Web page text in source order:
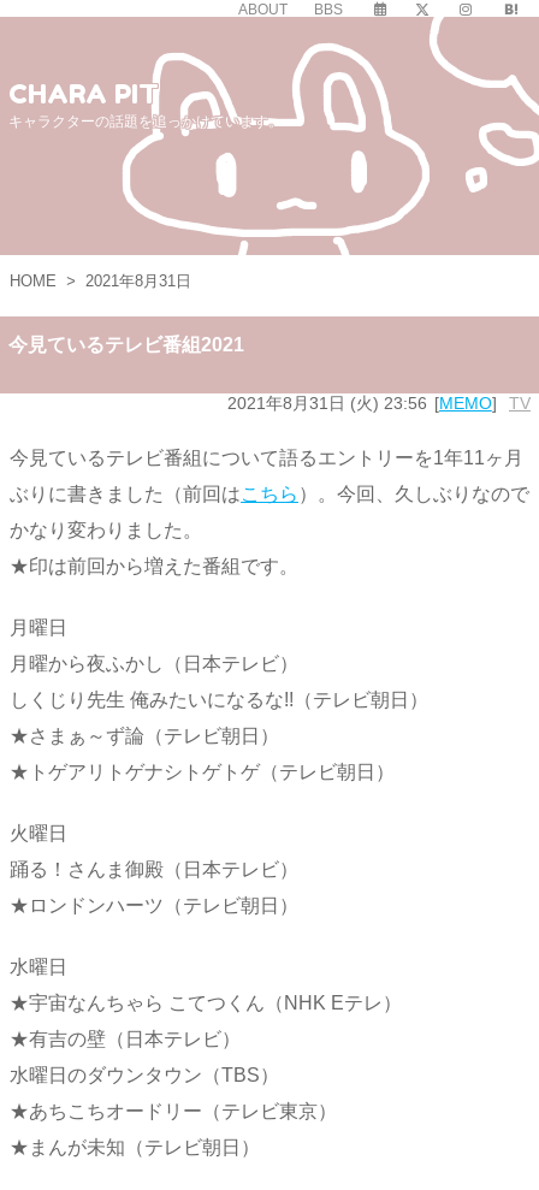
ABOUT BBS
CHARA PIT
キャラクターの話題を追っかけています。
HOME > 2021年8月31日
今見ているテレビ番組2021
2021年8月31日 (火) 23:56 MEMO TV
今見ているテレビ番組について語るエントリーを1年11ヶ月
ぶりに書きました（前回はこちら ）。今回、久しぶりなので
かなり変わりました。
★印は前回から増えた番組です。
月曜日
月曜から夜ふかし（日本テレビ）
しくじり先生 俺みたいになるな!!（テレビ朝日）
★さまぁ～ず論（テレビ朝日）
★トゲアリトゲナシトゲトゲ（テレビ朝日）
火曜日
踊る！さんま御殿（日本テレビ）
★ロンドンハーツ（テレビ朝日）
水曜日
★宇宙なんちゃら こてつくん（NHK Eテレ）
★有吉の壁（日本テレビ）
水曜日のダウンタウン（TBS）
★あちこちオードリー（テレビ東京）
★まんが未知（テレビ朝日）